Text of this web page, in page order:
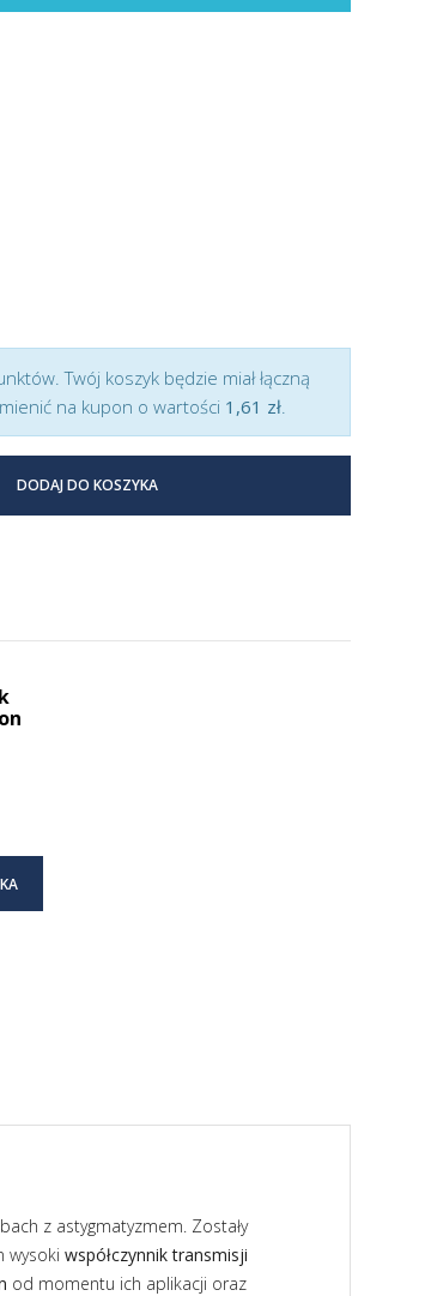
Twój koszyk będzie miał łączną
na kupon o wartości 1,61 zł.
DODAJ DO KOSZYKA
z astygmatyzmem. Zostały
wysoki współczynnik transmisji
od momentu ich aplikacji oraz